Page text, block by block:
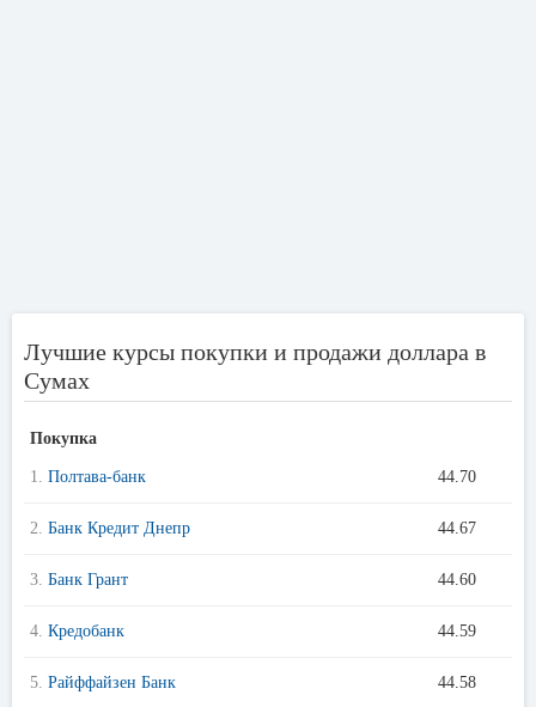
Лучшие курсы покупки и продажи доллара в
Сумах
Покупка
1. Полтава-банк 44.70
2. Банк Кредит Днепр 44.67
3. Банк Грант 44.60
4. Кредобанк 44.59
5. Райффайзен Банк 44.58